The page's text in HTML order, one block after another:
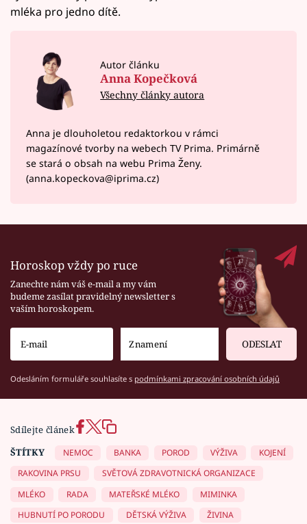
mléka pro jedno dítě.
Autor článku
Anna Kopečková
Všechny články autora
Anna je dlouholetou redaktorkou v rámci
magazínové tvorby na webech TV Prima. Primárně
se stará o obsah na webu Prima Ženy.
(anna.kopeckova@iprima.cz)
Horoskop vždy po ruce
Zanechte nám váš e-mail a my vám
budeme zasílat pravidelný newsletter s
vaším horoskopem.
ODESLAT
Odesláním formuláře souhlasíte s podmínkami zpracování osobních údajů
Sdílejte článek
ŠTÍTKY
NEMOC BANKA POROD VÝŽIVA
KOJENÍ
RAKOVINA PRSU
SVĚTOVÁ ZDRAVOTNICKÁ ORGANIZACE
MLÉKO
RADA MATEŘSKÉ MLÉKO
MIMINKA
HUBNUTÍ PO PORODU
DĚTSKÁ VÝŽIVA ŽIVINA